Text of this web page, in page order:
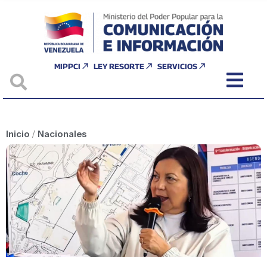
MIPPCI LEY RESORTE SERVICIOS
Inicio / Nacionales